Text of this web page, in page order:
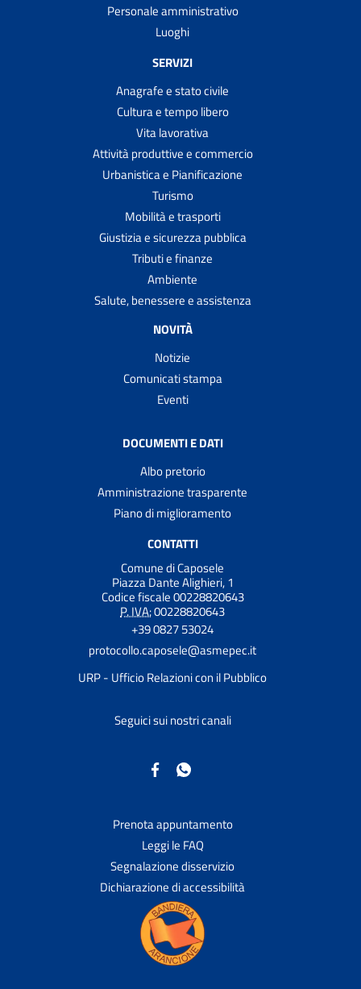
Personale amministrativo
Luoghi
SERVIZI
Anagrafe e stato civile
Cultura e tempo libero
Vita lavorativa
Attività produttive e commercio
Urbanistica e Pianificazione
Turismo
Mobilità e trasporti
Giustizia e sicurezza pubblica
Tributi e finanze
Ambiente
Salute, benessere e assistenza
NOVITÀ
Notizie
Comunicati stampa
Eventi
DOCUMENTI E DATI
Albo pretorio
Amministrazione trasparente
Piano di miglioramento
CONTATTI
Comune di Caposele
Piazza Dante Alighieri, 1
Codice fiscale 00228820643
P. IVA:00228820643
+39 0827 53024
protocollo.caposele@asmepec.it
URP - Ufficio Relazioni con il Pubblico
Seguici sui nostri canali
Prenota appuntamento
Leggi le FAQ
Segnalazione disservizio
Dichiarazione di accessibilità